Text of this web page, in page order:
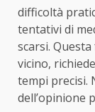
difficoltà
tentativi di
scarsi.
vicino,
tempi precisi.
dell’opinione